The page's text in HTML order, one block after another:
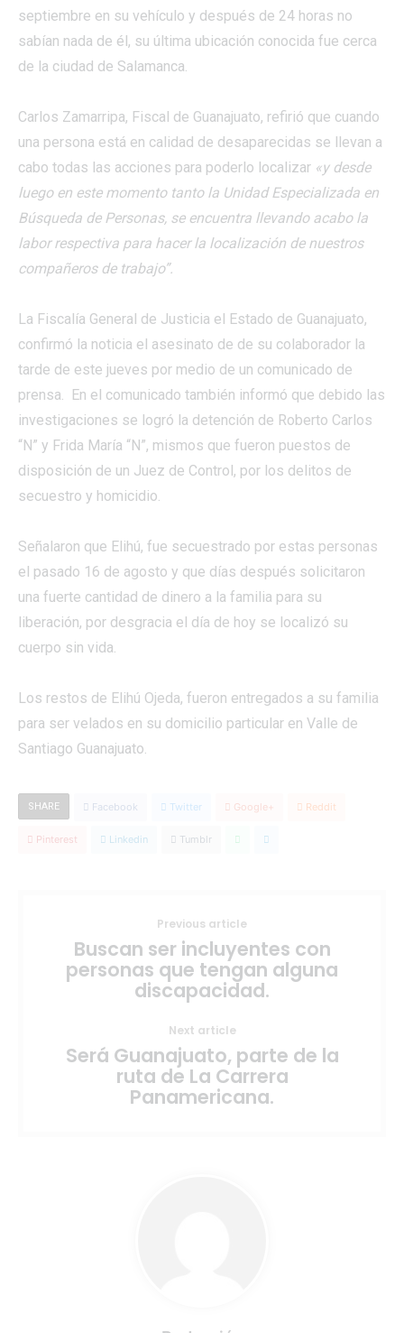
septiembre en su vehículo y después de 24 horas no
sabían nada de él, su última ubicación conocida fue cerca
de la ciudad de Salamanca.
Carlos Zamarripa, Fiscal de Guanajuato, refirió que cuando
una persona está en calidad de desaparecidas se llevan a
cabo todas las acciones para poderlo localizar «y desde
luego en este momento tanto la Unidad Especializada en
Búsqueda de Personas, se encuentra llevando acabo la
labor respectiva para hacer la localización de nuestros
compañeros de trabajo”.
La Fiscalía General de Justicia el Estado de Guanajuato,
confirmó la noticia el asesinato de de su colaborador la
tarde de este jueves por medio de un comunicado de
prensa. En el comunicado también informó que debido las
investigaciones se logró la detención de Roberto Carlos
“N” y Frida María “N”, mismos que fueron puestos de
disposición de un Juez de Control, por los delitos de
secuestro y homicidio.
Señalaron que Elihú, fue secuestrado por estas personas
el pasado 16 de agosto y que días después solicitaron
una fuerte cantidad de dinero a la familia para su
liberación, por desgracia el día de hoy se localizó su
cuerpo sin vida.
Los restos de Elihú Ojeda, fueron entregados a su familia
para ser velados en su domicilio particular en Valle de
Santiago Guanajuato.
SHARE Facebook Twitter Google+ Reddit
Pinterest Linkedin Tumblr
Previous article
Buscan ser incluyentes con
personas que tengan alguna
discapacidad.
Next article
Será Guanajuato, parte de la
ruta de La Carrera
Panamericana.